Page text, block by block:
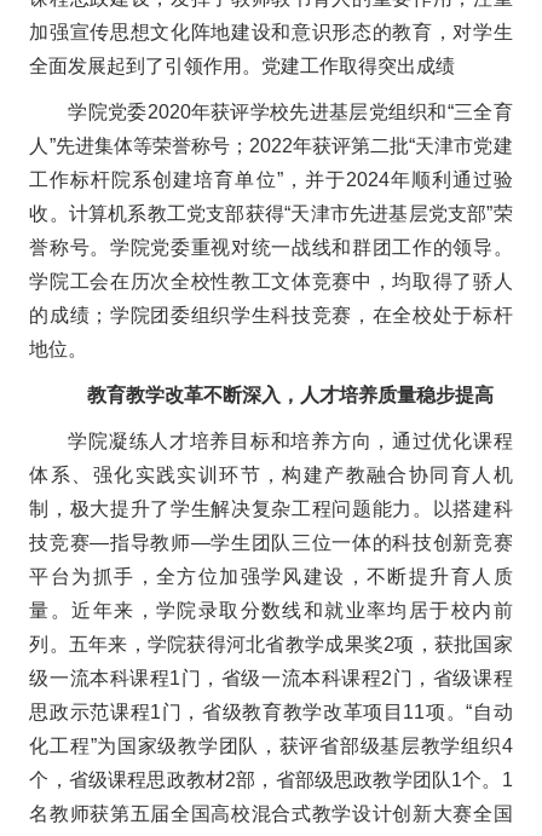
加强宣传思想文化阵地建设和意识形态的教育，对学生
全面发展起到了引领作用。党建工作取得突出成绩
学院党委2020年获评学校先进基层党组织和“三全育
人”先进集体等荣誉称号；2022年获评第二批“天津市党建
工作标杆院系创建培育单位”，并于2024年顺利通过验
收。计算机系教工党支部获得“天津市先进基层党支部”荣
誉称号。学院党委重视对统一战线和群团工作的领导。
学院工会在历次全校性教工文体竞赛中，均取得了骄人
的成绩；学院团委组织学生科技竞赛，在全校处于标杆
地位。
教育教学改革不断深入，人才培养质量稳步提高
学院凝练人才培养目标和培养方向，通过优化课程
体系、强化实践实训环节，构建产教融合协同育人机
制，极大提升了学生解决复杂工程问题能力。以搭建科
技竞赛—指导教师—学生团队三位一体的科技创新竞赛
平台为抓手，全方位加强学风建设，不断提升育人质
量。近年来，学院录取分数线和就业率均居于校内前
列。五年来，学院获得河北省教学成果奖2项，获批国家
级一流本科课程1门，省级一流本科课程2门，省级课程
思政示范课程1门，省级教育教学改革项目11项。“自动
化工程”为国家级教学团队，获评省部级基层教学组织4
个，省级课程思政教材2部，省部级思政教学团队1个。1
名教师获第五届全国高校混合式教学设计创新大赛全国